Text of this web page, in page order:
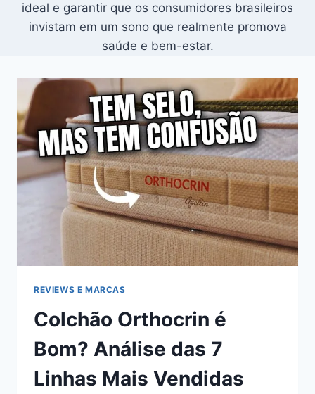
ideal e garantir que os consumidores brasileiros
invistam em um sono que realmente promova
saúde e bem-estar.
REVIEWS E MARCAS
Colchão Orthocrin é
Bom? Análise das 7
Linhas Mais Vendidas